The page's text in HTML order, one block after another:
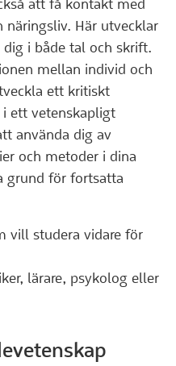
att få kontakt med
näringsliv. Här utvecklar
i både tal och skrift.
mellan individ och
ett kritiskt
ett vetenskapligt
använda dig av
och metoder i dina
grund för fortsatta
vill studera vidare för
lärare, psykolog eller